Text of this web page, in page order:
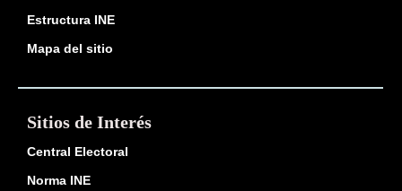
Estructura INE
Mapa del sitio
Sitios de Interés
Central Electoral
Norma INE